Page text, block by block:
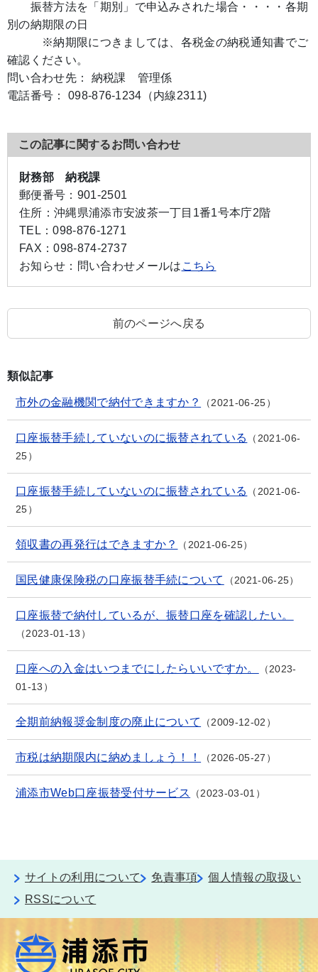
振替方法を「期別」で申込みされた場合・・・・各期
別の納期限の日
※納期限につきましては、各税金の納税通知書でご
確認ください。
問い合わせ先： 納税課 管理係
電話番号： 098-876-1234（内線2311)
この記事に関するお問い合わせ
財務部 納税課
郵便番号： 901-2501
住所： 沖縄県浦添市安波茶一丁目1番1号本庁2階
TEL：098-876-1271
FAX：098-874-2737
お知らせ： 問い合わせメールは こちら
前のページへ戻る
類似記事
市外の金融機関で納付できますか？ 2021-06-25
口座振替手続していないのに振替されている
2021-06-
25
口座振替手続していないのに振替されている
2021-06-
25
領収書の再発行はできますか？ 2021-06-25
国民健康保険税の口座振替手続について 2021-06-25
口座振替で納付しているが、振替口座を確認したい。
2023-01-13
口座への入金はいつまでにしたらいいですか。
2023-
01-13
全期前納報奨金制度の廃止について 2009-12-02
市税は納期限内に納めましょう！！ 2026-05-27
浦添市Web口座振替受付サービス 2023-03-01
サイトの利用について 免責事項
個人情報の取扱い
RSSについて